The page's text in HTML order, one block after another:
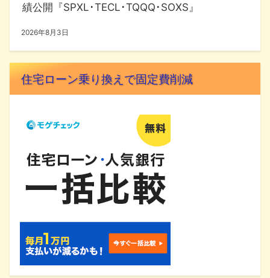
績公開『SPXL･TECL･TQQQ･SOXS』
2026年8月3日
住宅ローン乗り換えで固定費削減